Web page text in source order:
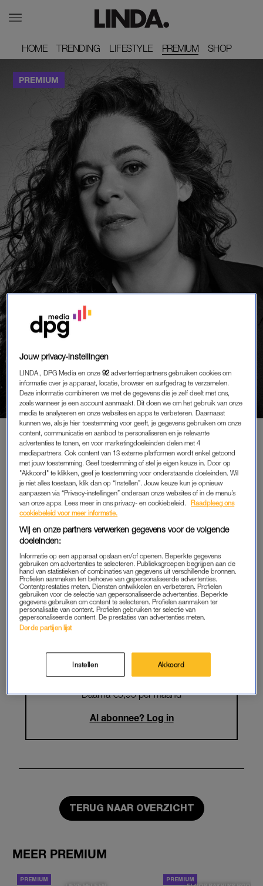
HOME
HOME TRENDING
TRENDING LIFESTYLE
LIFESTYLE PREMIUM SHOP
SHOP
CABARETIER KATINKA
POLDERMAN: ‘NIETS IS WAT
HET LIJKT’
PREMIUM
LEES VERDER MET
PREMIUM
Krijg onbeperkt toegang tot alle
artikelen
Lees LINDA.magazine online
Geniet van te gekke winacties en
lekkere puzzels
Maandelijks opzegbaar
START GRATIS MAAND
Daarna €5,95 per maand
Al abonnee? Log in
TERUG NAAR OVERZICHT
MEER PREMIUM
Jouw privacy-instellingen
LINDA., DPG Media en onze92 advertentiepartners gebruiken cookies om
informatie over je apparaat, locatie, browser en surfgedrag te verzamelen.
Deze informatie combineren we met de gegevens die je zelf deelt met ons,
zoals wanneer je een account aanmaakt. Dit doen we om het gebruik van onze
media te analyseren en onze websites en apps te verbeteren. Daarnaast
kunnen we, als je hier toestemming voor geeft, je gegevens gebruiken om onze
content, communicatie en aanbod te personaliseren en je relevante
advertenties te tonen, en voor marketingdoeleinden delen met 4
mediapartners. Ook content van 13 externe platformen wordt enkel getoond
met jouw toestemming. Geef toestemming of stel je eigen keuze in. Door op
"Akkoord" te klikken, geef je toestemming voor onderstaande doeleinden. Wil
je niet alles toestaan, klik dan op “Instellen”. Jouw keuze kun je opnieuw
aanpassen via “Privacy-instellingen” onderaan onze websites of in de menu’s
van onze apps. Lees meer in ons privacy- en cookiebeleid.
Raadpleeg ons
cookiebeleid voor meer informatie.
Wij en onze partners verwerken gegevens voor de volgende
doeleinden:
Informatie op een apparaat opslaan en/of openen. Beperkte gegevens
gebruiken om advertenties te selecteren. Publieksgroepen begrijpen aan de
hand van statistieken of combinaties van gegevens uit verschillende bronnen.
Profielen aanmaken ten behoeve van gepersonaliseerde advertenties.
Contentprestaties meten. Diensten ontwikkelen en verbeteren. Profielen
gebruiken voor de selectie van gepersonaliseerde advertenties. Beperkte
gegevens gebruiken om content te selecteren. Profielen aanmaken ter
personalisatie van content. Profielen gebruiken ter selectie van
gepersonaliseerde content. De prestaties van advertenties meten.
Derde partijen lijst
Instellen Akkoord